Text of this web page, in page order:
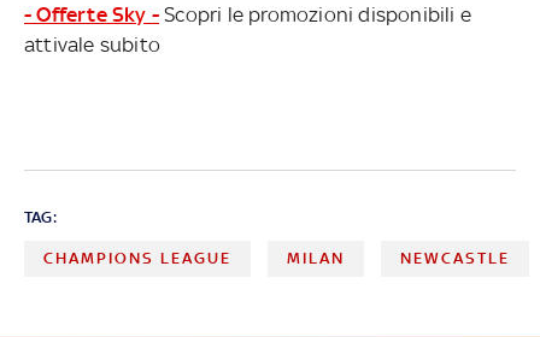
- Offerte Sky - Scopri le promozioni disponibili e
attivale subito
TAG:
CHAMPIONS LEAGUE MILAN NEWCASTLE